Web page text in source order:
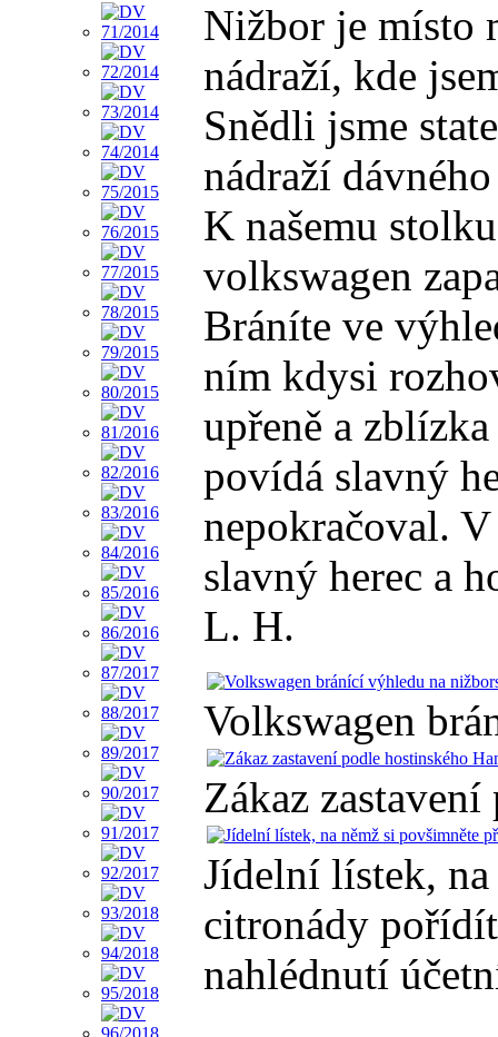
Nižbor je místo
nádraží, kde
Snědli jsme
nádraží
K našemu
volkswagen
Bráníte ve
ním kdysi
upřeně a
povídá slavný
nepokračoval.
slavný herec a
L. H.
Volkswagen
Zákaz
Jídelní lístek,
citronády
nahlédnutí